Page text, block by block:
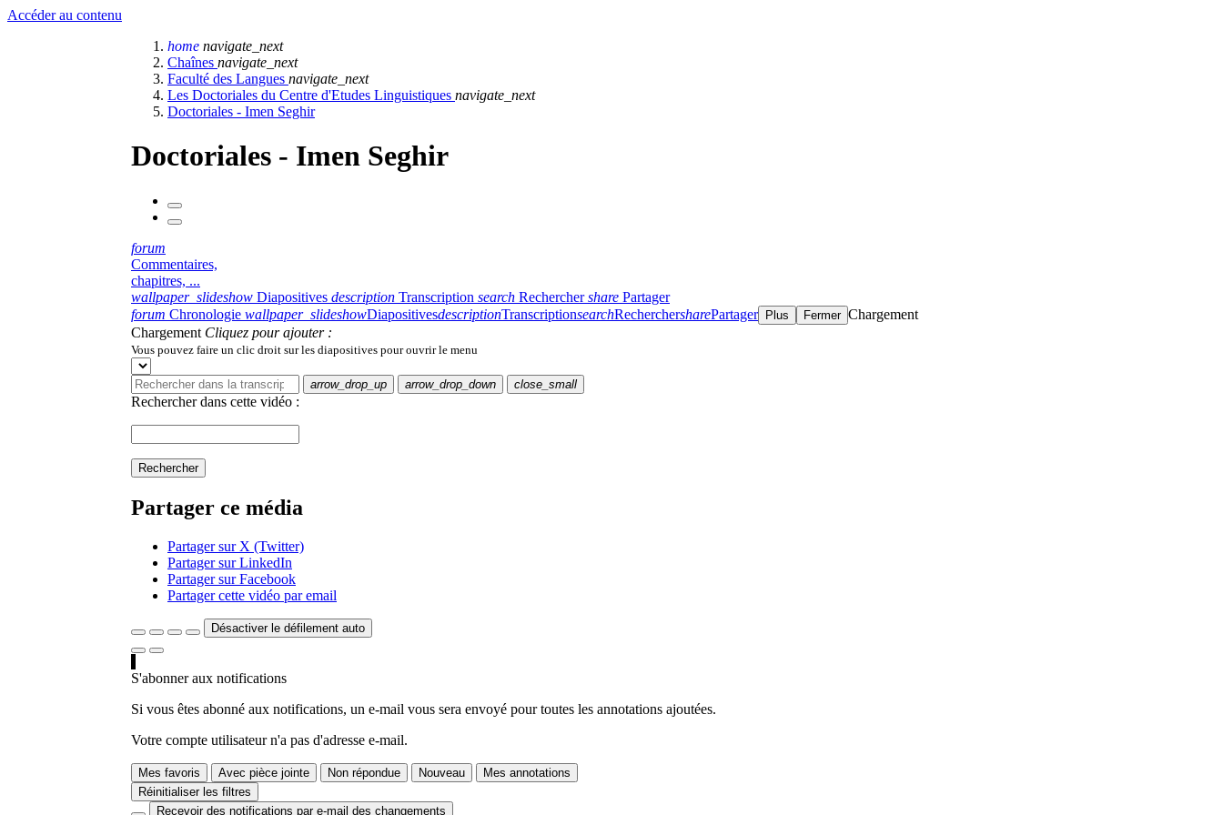
Accéder au contenu
home navigate_next
Chaînes navigate_next
Faculté des Langues navigate_next
Les Doctoriales du Centre d'Etudes Linguistiques navigate_next
Doctoriales - Imen Seghir
Doctoriales - Imen Seghir
forum
Commentaires,
chapitres, ...
wallpaper_slideshow Diapositives description Transcription search Rechercher share Partager
forum Chronologie wallpaper_slideshowDiapositivesdescriptionTranscriptionsearchRecherchersharePartager Plus Fermer Chargement
Chargement Cliquez pour ajouter :
Vous pouvez faire un clic droit sur les diapositives pour ouvrir le menu
arrow_drop_up arrow_drop_down close_small
Rechercher dans cette vidéo :
Rechercher
Partager ce média
Partager sur X (Twitter)
Partager sur LinkedIn
Partager sur Facebook
Partager cette vidéo par email
Désactiver le défilement auto
S'abonner aux notifications
Si vous êtes abonné aux notifications, un e-mail vous sera envoyé pour toutes les annotations ajoutées.
Votre compte utilisateur n'a pas d'adresse e-mail.
Mes favoris Avec pièce jointe Non répondue Nouveau
Mes annotations
Réinitialiser les filtres
Recevoir des notifications par e-mail des changements